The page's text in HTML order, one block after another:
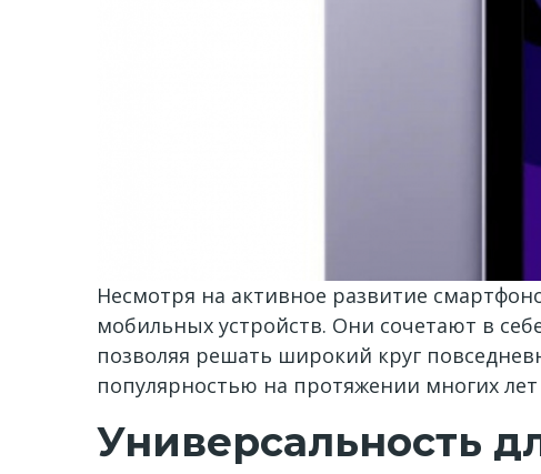
Несмотря на активное развитие
мобильных устройств. Они сочетают в
позволяя решать широкий круг
популярностью на протяжении многих
Универсальность